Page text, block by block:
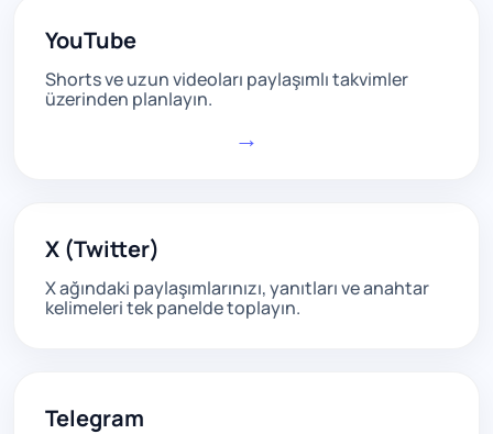
YouTube
Shorts ve uzun videoları paylaşımlı takvimler
üzerinden planlayın.
→
X (Twitter)
X ağındaki paylaşımlarınızı, yanıtları ve anahtar
kelimeleri tek panelde toplayın.
Telegram